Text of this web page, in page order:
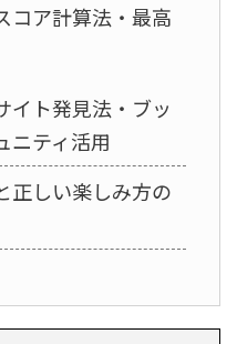
コア計算法・最高
イト発見法・ブッ
ニティ活用
正しい楽しみ方の